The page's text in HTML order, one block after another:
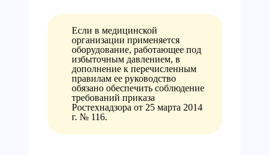
Если в медицинской
организации применяется
оборудование, работающее под
избыточным давлением, в
дополнение к перечисленным
правилам ее руководство
обязано обеспечить соблюдение
требований приказа
Ростехнадзора от 25 марта 2014
г. № 116.